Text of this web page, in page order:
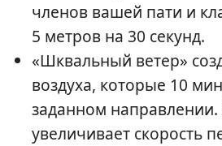
членов вашей пати и
5 метров на 30 секунд.
«Шквальный ветер»
воздуха, которые 10
заданном направлении.
увеличивает скорость